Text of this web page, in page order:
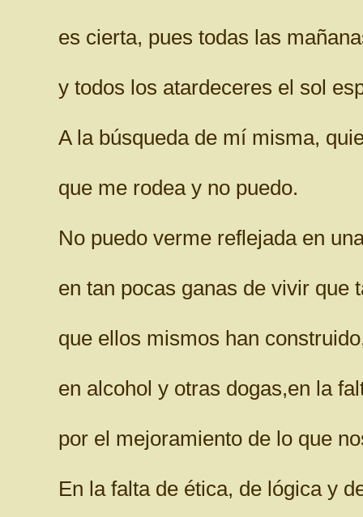
es cierta, pues todas las
y todos los atardeceres el sol
A la búsqueda de mí misma,
que me rodea y no puedo.
No puedo verme reflejada en
en tan pocas ganas de vivir que
que ellos mismos han
en alcohol y otras dogas,en la
por el mejoramiento de lo que
En la falta de ética, de lógica y